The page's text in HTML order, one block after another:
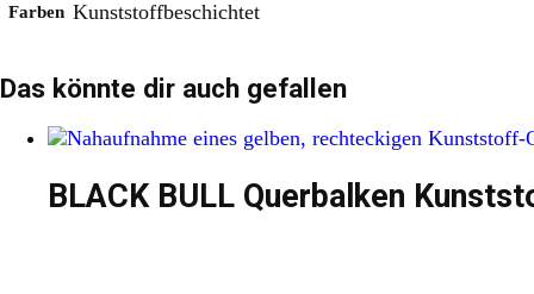
Farben Kunststoffbeschichtet
Das könnte dir auch gefallen
BLACK BULL Querbalken